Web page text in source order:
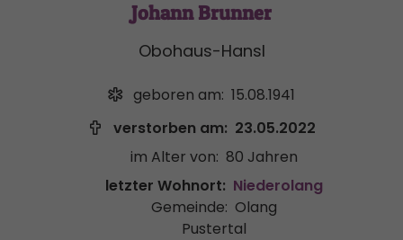
Johann Brunner
Obohaus-Hansl
geboren am: 15.08.1941
verstorben am: 23.05.2022
im Alter von: 80 Jahren
letzter Wohnort: Niederolang
Gemeinde: Olang
Pustertal